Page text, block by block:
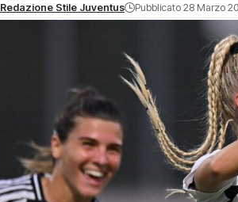
Redazione Stile Juventus Pubblicato 28 Marzo